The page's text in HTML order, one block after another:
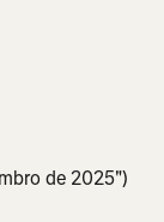
de 2025")